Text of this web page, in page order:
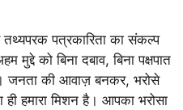
पत्रकारिता का संकल्प
मुद्दे को बिना दबाव, बिना पक्षपात
जनता की आवाज़ बनकर, भरोसे
हमारा मिशन है। आपका भरोसा